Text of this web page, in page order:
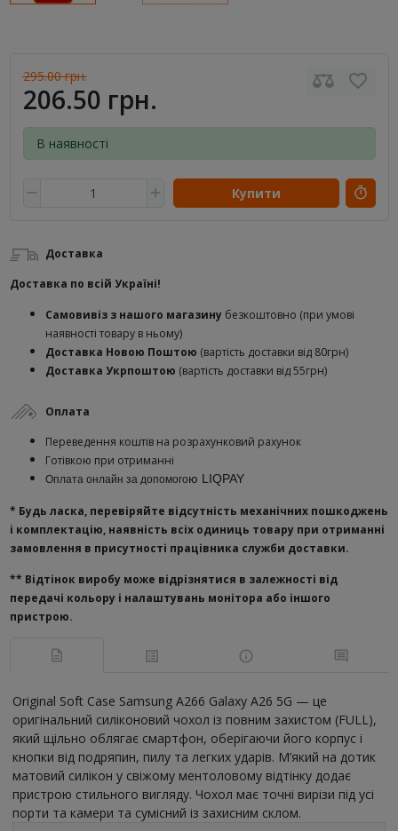
295.00 грн.
206.50 грн.
В наявності
Купити
Доставка
Доставка по всій Україні!
Самовивіз з нашого магазину безкоштовно (при умові
наявності товару в ньому)
Доставка Новою Поштою (вартість доставки від 80грн)
Доставка Укрпоштою (вартість доставки від 55грн)
Оплата
Переведення коштів на розрахунковий рахунок
Готівкою при отриманні
Оплата онлайн за допомогою LIQPAY
* Будь ласка, перевіряйте відсутність механічних пошкоджень
і комплектацію, наявність всіх одиниць товару при отриманні
замовлення в присутності працівника служби доставки.
** Відтінок виробу може відрізнятися в залежності від
передачі кольору і налаштувань монітора або іншого
пристрою.
Original Soft Case Samsung A266 Galaxy A26 5G — це
оригінальний силіконовий чохол із повним захистом (FULL),
який щільно облягає смартфон, оберігаючи його корпус і
кнопки від подряпин, пилу та легких ударів. М’який на дотик
матовий силікон у свіжому ментоловому відтінку додає
пристрою стильного вигляду. Чохол має точні вирізи під усі
порти та камери та сумісний із захисним склом.